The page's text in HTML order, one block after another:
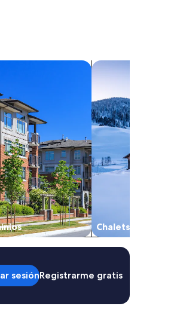
Chalets
Buscar chalets
sesiónRegistrarme gratis